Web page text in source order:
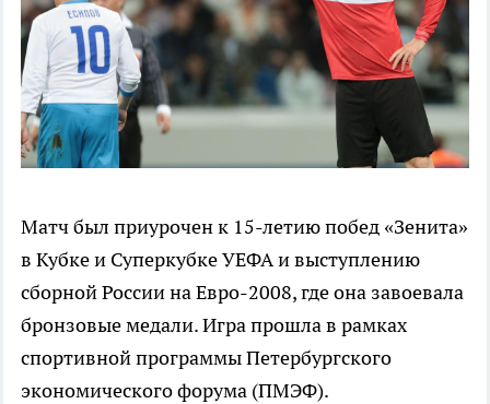
Матч был приурочен к 15-летию побед «Зенита»
в Кубке и Суперкубке УЕФА и выступлению
сборной России на Евро-2008, где она завоевала
бронзовые медали. Игра прошла в рамках
спортивной программы Петербургского
экономического форума (ПМЭФ).